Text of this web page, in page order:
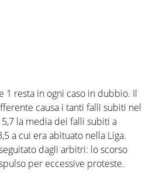
1 resta in ogni caso in dubbio. Il
causa i tanti falli subiti nel
la media dei falli subiti a
a cui era abituato nella Liga.
dagli arbitri: lo scorso
per eccessive proteste.